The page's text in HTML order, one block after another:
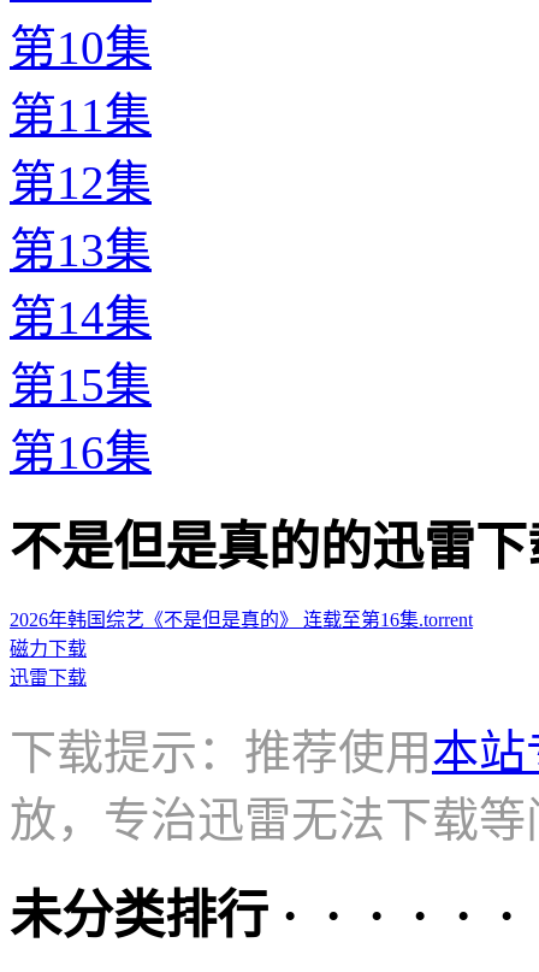
第10集
第11集
第12集
第13集
第14集
第15集
第16集
不是但是真的的迅雷下
2026年韩国综艺《不是但是真的》 连载至第16集.torrent
磁力下载
迅雷下载
下载提示：推荐使用本站
放，专治迅雷无法下载等
未分类排行 · · · · · ·